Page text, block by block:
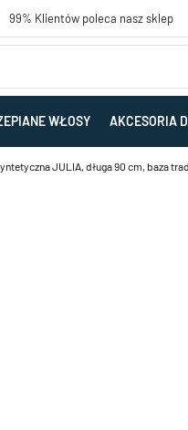
99% Klientów poleca nasz sklep
WŁOSY AKCESORIA
JULIA, długa 90 cm, baza